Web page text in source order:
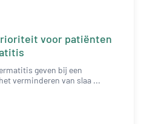
voor patiënten
geven bij een
verminderen van slaa ...